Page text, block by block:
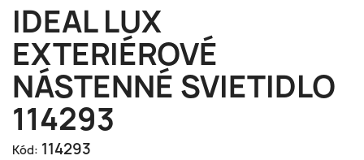
IDEAL LUX
EXTERIÉROVÉ
NÁSTENNÉ SVIETIDLO
114293
Kód: 114293